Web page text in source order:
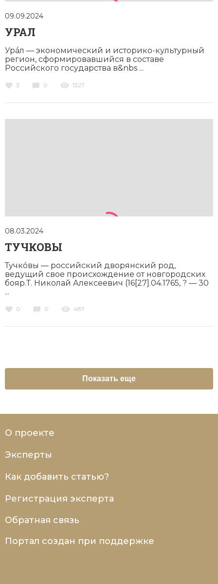
09.09.2024
УРАЛ
Урáл — экономический и историко-культурный
регион, сформировавшийся в составе
Российского государства в&nbs ...
3 0 1327
08.03.2024
ТУЧКОВЫ
Тучкóвы — российский дворянский род,
ведущий свое происхождение от новгородских
бояр.Т. Николай Алексеевич (16[27].04.1765, ? — 30
...
0 0 487
Показать еще
О проекте
Эксперты
Как добавить статью?
Регистрация эксперта
Обратная связь
Портал создан при поддержке